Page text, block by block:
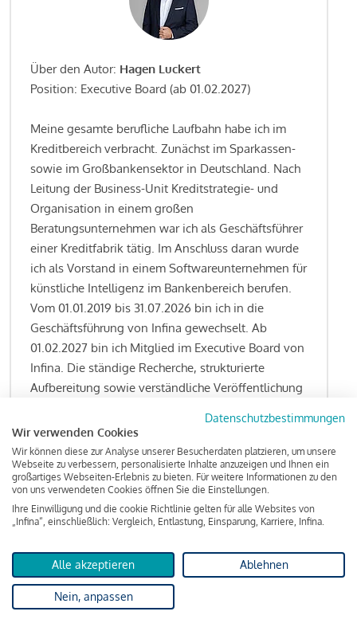
Über den Autor: Hagen Luckert
Position: Executive Board (ab 01.02.2027)
Meine gesamte berufliche Laufbahn habe ich im
Kreditbereich verbracht. Zunächst im Sparkassen-
sowie im Großbankensektor in Deutschland. Nach
Leitung der Business-Unit Kreditstrategie- und
Organisation in einem großen
Beratungsunternehmen war ich als Geschäftsführer
einer Kreditfabrik tätig. Im Anschluss daran wurde
ich als Vorstand in einem Softwareunternehmen für
künstliche Intelligenz im Bankenbereich berufen.
Vom 01.01.2019 bis 31.07.2026 bin ich in die
Geschäftsführung von Infina gewechselt. Ab
01.02.2027 bin ich Mitglied im Executive Board von
Infina. Die ständige Recherche, strukturierte
Aufbereitung sowie verständliche Veröffentlichung
Kreditgeschäft gehören zu den wesentlichen
Schwerpunktsetzungen meiner Funktion.
Lesen Sie meine Finanzierungs-Tipps
KreditindexDas Wohnkredit Barometer
Datenschutzbestimmungen
Wir verwenden Cookies
Wir können diese zur Analyse unserer Besucherdaten platzieren, um unsere
Webseite zu verbessern, personalisierte Inhalte anzuzeigen und Ihnen ein
großartiges Webseiten-Erlebnis zu bieten. Für weitere Informationen zu den
von uns verwendeten Cookies öffnen Sie die Einstellungen.
Ihre Einwilligung und die cookie Richtlinie gelten für alle Websites von
„Infina“, einschließlich: Vergleich, Entlastung, Einsparung, Karriere, Infina.
Alle akzeptieren Ablehnen
Nein, anpassen